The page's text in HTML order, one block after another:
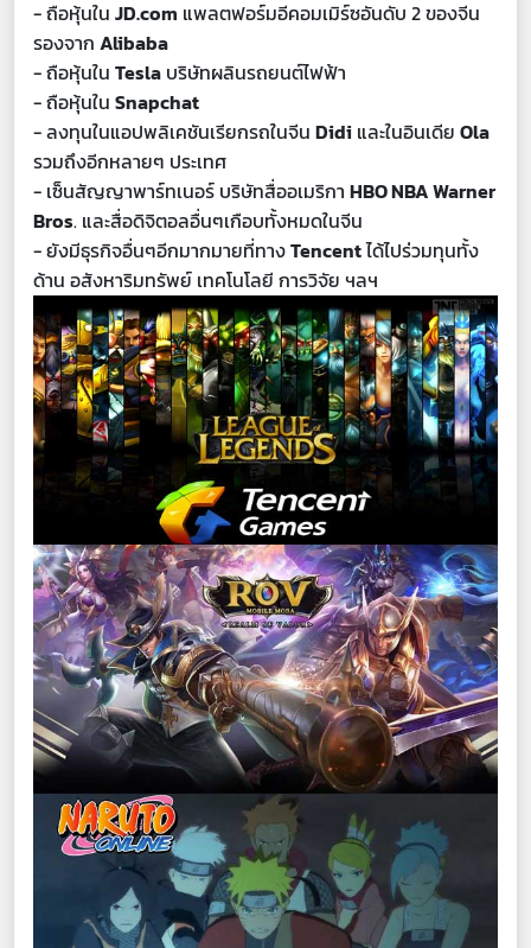
- ถือหุ้นใน JD.com แพลตฟอร์มอีคอมเมิร์ซอันดับ 2 ของจีน
รองจาก Alibaba
- ถือหุ้นใน Tesla บริษัทผลินรถยนต์ไฟฟ้า
- ถือหุ้นใน Snapchat
- ลงทุนในแอปพลิเคชันเรียกรถในจีน Didi และในอินเดีย Ola
รวมถึงอีกหลายๆ ประเทศ
- เซ็นสัญญาพาร์ทเนอร์ บริษัทสื่ออเมริกา HBO NBA Warner
Bros. และสื่อดิจิตอลอื่นๆเกือบทั้งหมดในจีน
- ยังมีธุรกิจอื่นๆอีกมากมายที่ทางTencentได้ไปร่วมทุนทั้ง
ด้าน อสังหาริมทรัพย์ เทคโนโลยี การวิจัย ฯลฯ